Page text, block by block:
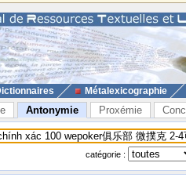
Métalexicographie
Antonymie Proxémie
catégorie :